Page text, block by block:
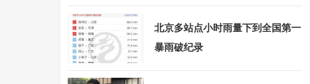
北京多站点小时雨量下到全国第一
暴雨破纪录